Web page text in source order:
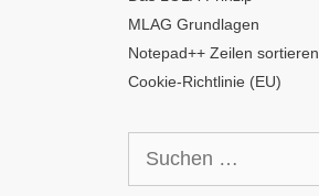
MLAG Grundlagen
Notepad++ Zeilen sortieren
Cookie-Richtlinie (EU)
nach: